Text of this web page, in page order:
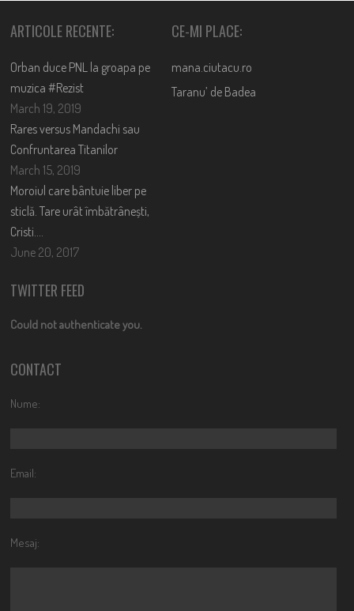
ARTICOLE RECENTE:
Orban duce PNL la groapa pe
muzica #Rezist
March 19, 2019
Rares versus Mandachi sau
Confruntarea Titanilor
March 15, 2019
Moroiul care bântuie liber pe
sticlă. Tare urât îmbătrânești,
Cristi….
June 20, 2017
CE-MI PLACE:
mana.ciutacu.ro
Taranu’ de Badea
TWITTER FEED
Could not authenticate you.
CONTACT
Nume:
Email:
Mesaj: